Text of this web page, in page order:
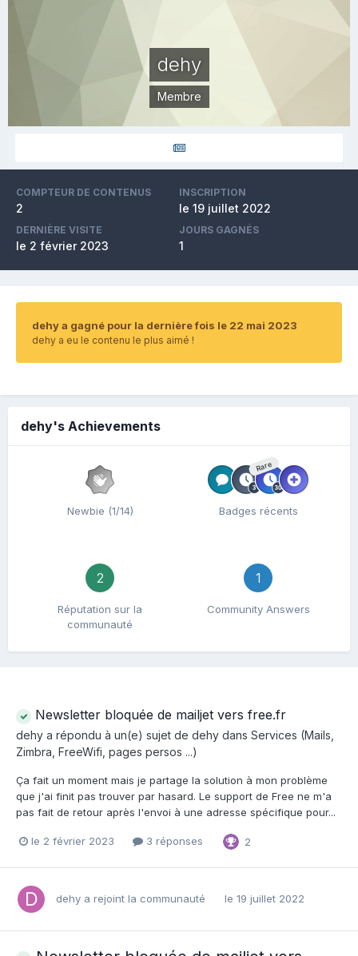
dehy
Membre
COMPTEUR DE CONTENUS
2
INSCRIPTION
le 19 juillet 2022
DERNIÈRE VISITE
le 2 février 2023
JOURS GAGNÉS
1
dehy a gagné pour la dernière fois le 22 mai 2023
dehy a eu le contenu le plus aimé !
dehy's Achievements
Newbie (1/14)
Rare
Badges récents
2
Réputation sur la
communauté
1
Community Answers
Newsletter bloquée de mailjet vers free.fr
dehy a répondu à un(e) sujet de dehy dans Services (Mails,
Zimbra, FreeWifi, pages persos ...)
Ça fait un moment mais je partage la solution à mon problème
que j'ai finit pas trouver par hasard. Le support de Free ne m'a
pas fait de retour après l'envoi à une adresse spécifique pour...
le 2 février 2023 3 réponses 2
dehy a rejoint la communauté le 19 juillet 2022